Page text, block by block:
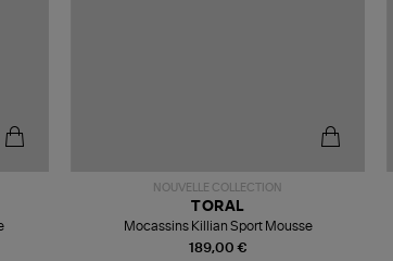
NOUVELLE COLLECTION
189,00 €
TORAL
Mocassins Killian Sport Mousse